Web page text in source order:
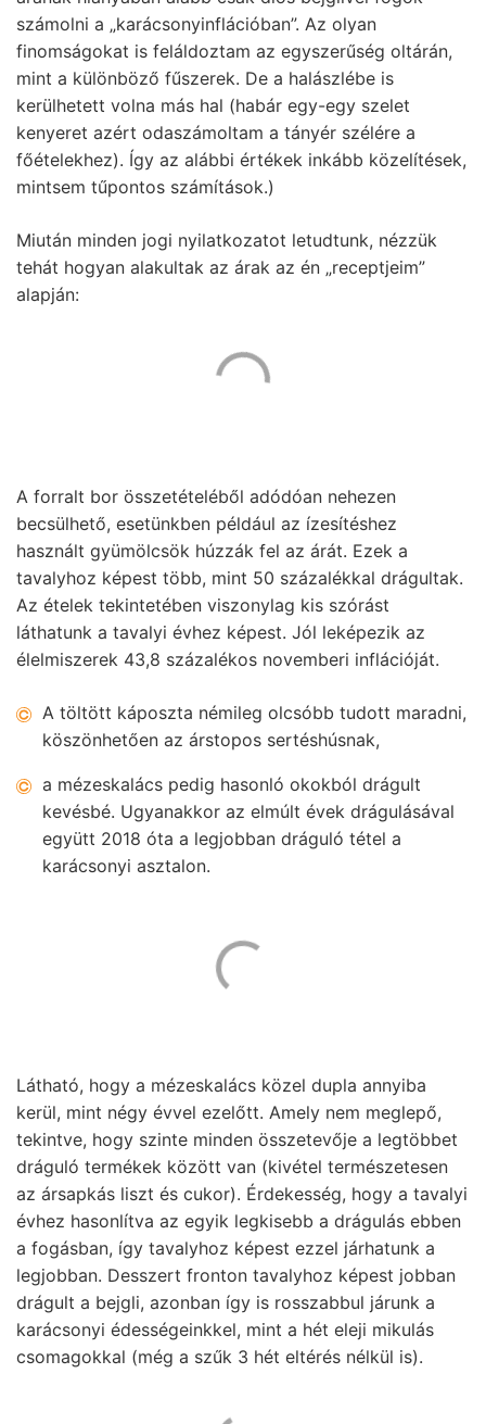
számolni a „karácsonyinflációban”. Az olyan
finomságokat is feláldoztam az egyszerűség oltárán,
mint a különböző fűszerek. De a halászlébe is
kerülhetett volna más hal (habár egy-egy szelet
kenyeret azért odaszámoltam a tányér szélére a
főételekhez). Így az alábbi értékek inkább közelítések,
mintsem tűpontos számítások.)
Miután minden jogi nyilatkozatot letudtunk, nézzük
tehát hogyan alakultak az árak az én „receptjeim”
alapján:
A forralt bor összetételéből adódóan nehezen
becsülhető, esetünkben például az ízesítéshez
használt gyümölcsök húzzák fel az árát. Ezek a
tavalyhoz képest több, mint 50 százalékkal drágultak.
Az ételek tekintetében viszonylag kis szórást
láthatunk a tavalyi évhez képest. Jól leképezik az
élelmiszerek 43,8 százalékos novemberi inflációját.
A töltött káposzta némileg olcsóbb tudott maradni,
köszönhetően az árstopos sertéshúsnak,
a mézeskalács pedig hasonló okokból drágult
kevésbé. Ugyanakkor az elmúlt évek drágulásával
együtt 2018 óta a legjobban dráguló tétel a
karácsonyi asztalon.
Látható, hogy a mézeskalács közel dupla annyiba
kerül, mint négy évvel ezelőtt. Amely nem meglepő,
tekintve, hogy szinte minden összetevője a legtöbbet
dráguló termékek között van (kivétel természetesen
az ársapkás liszt és cukor). Érdekesség, hogy a tavalyi
évhez hasonlítva az egyik legkisebb a drágulás ebben
a fogásban, így tavalyhoz képest ezzel járhatunk a
legjobban. Desszert fronton tavalyhoz képest jobban
drágult a bejgli, azonban így is rosszabbul járunk a
karácsonyi édességeinkkel, mint a hét eleji mikulás
csomagokkal (még a szűk 3 hét eltérés nélkül is).